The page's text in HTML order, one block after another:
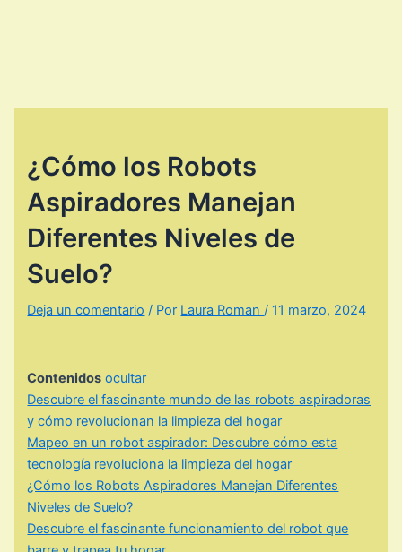
¿Cómo los Robots
Aspiradores Manejan
Diferentes Niveles de
Suelo?
Deja un comentario / Por Laura Roman/11 marzo, 2024
Contenidos ocultar
Descubre el fascinante mundo de las robots aspiradoras
y cómo revolucionan la limpieza del hogar
Mapeo en un robot aspirador: Descubre cómo esta
tecnología revoluciona la limpieza del hogar
¿Cómo los Robots Aspiradores Manejan Diferentes
Niveles de Suelo?
Descubre el fascinante funcionamiento del robot que